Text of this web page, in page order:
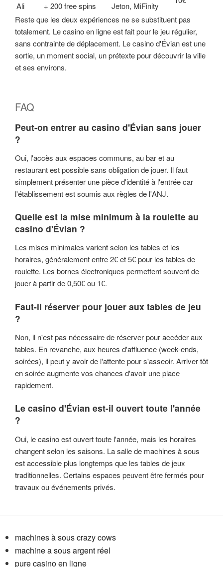
Ali
+ 200 free spins
Jeton, MiFinity
Reste que les deux expériences ne se substituent pas
totalement. Le casino en ligne est fait pour le jeu régulier,
sans contrainte de déplacement. Le casino d'Évian est une
sortie, un moment social, un prétexte pour découvrir la ville
et ses environs.
FAQ
Peut-on entrer au casino d'Évian sans jouer
?
Oui, l'accès aux espaces communs, au bar et au
restaurant est possible sans obligation de jouer. Il faut
simplement présenter une pièce d'identité à l'entrée car
l'établissement est soumis aux règles de l'ANJ.
Quelle est la mise minimum à la roulette au
casino d'Évian ?
Les mises minimales varient selon les tables et les
horaires, généralement entre 2€ et 5€ pour les tables de
roulette. Les bornes électroniques permettent souvent de
jouer à partir de 0,50€ ou 1€.
Faut-il réserver pour jouer aux tables de jeu
?
Non, il n'est pas nécessaire de réserver pour accéder aux
tables. En revanche, aux heures d'affluence (week-ends,
soirées), il peut y avoir de l'attente pour s'asseoir. Arriver tôt
en soirée augmente vos chances d'avoir une place
rapidement.
Le casino d'Évian est-il ouvert toute l'année
?
Oui, le casino est ouvert toute l'année, mais les horaires
changent selon les saisons. La salle de machines à sous
est accessible plus longtemps que les tables de jeux
traditionnelles. Certains espaces peuvent être fermés pour
travaux ou événements privés.
machines à sous crazy cows
machine a sous argent réel
pure casino en ligne